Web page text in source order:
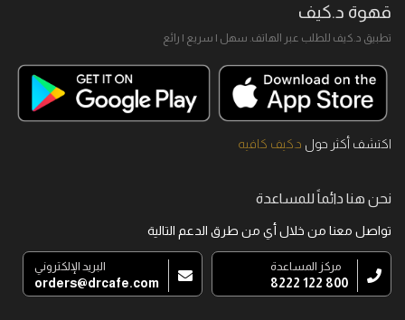
قهوة د.كيف
تطبيق د.كيف للطلب عبر الهاتف. سهل I سريع I رائع
اكتشف أكثر حول د.كيف كافيه
نحن هنا دائماً للمساعدة
تواصل معنا من خلال أي من طرق الدعم التالية
مركز المساعدة
800 122 8222
البريد الإلكتروني
orders@drcafe.com